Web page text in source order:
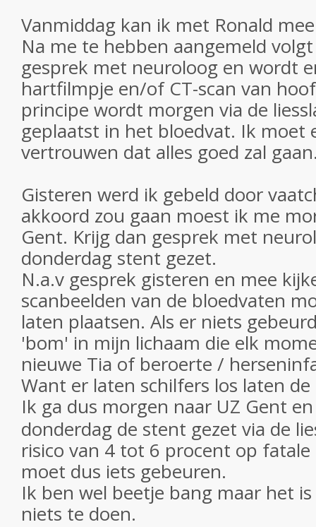
Vanmiddag kan ik met Ronald
Na me te hebben aangemeld
gesprek met neuroloog en wordt
hartfilmpje en/of CT-scan van
principe wordt morgen via de
geplaatst in het bloedvat. Ik moet
vertrouwen dat alles goed zal
Gisteren werd ik gebeld door
akkoord zou gaan moest ik me
Gent. Krijg dan gesprek met
donderdag stent gezet.
N.a.v gesprek gisteren en mee
scanbeelden van de bloedvaten
laten plaatsen. Als er niets
'bom' in mijn lichaam die elk
nieuwe Tia of beroerte /
Want er laten schilfers los laten
Ik ga dus morgen naar UZ Gent
donderdag de stent gezet via de
risico van 4 tot 6 procent op
moet dus iets gebeuren.
Ik ben wel beetje bang maar het
niets te doen.